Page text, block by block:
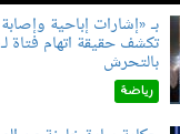
بـ «إشارات إباحية
تكشف حقيقة اتهام فتاة
بالتحرش
رياضة